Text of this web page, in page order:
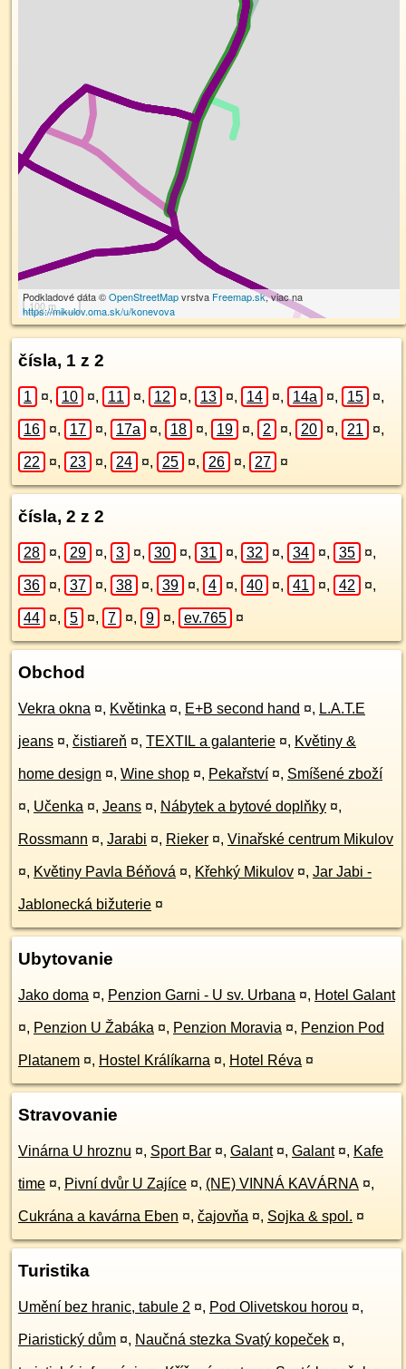
100 m
Podkladové dáta ©OpenStreetMapvrstva Freemap.sk, viac na
https://mikulov.oma.sk/u/konevova
čísla, 1 z 2
1 ¤, 10 ¤, 11 ¤, 12 ¤, 13 ¤, 14 ¤, 14a ¤, 15 ¤,
16 ¤, 17 ¤, 17a ¤, 18 ¤, 19 ¤, 2 ¤, 20 ¤, 21 ¤,
22 ¤, 23 ¤, 24 ¤, 25 ¤, 26 ¤, 27 ¤
čísla, 2 z 2
28 ¤, 29 ¤, 3 ¤, 30 ¤, 31 ¤, 32 ¤, 34 ¤, 35 ¤,
36 ¤, 37 ¤, 38 ¤, 39 ¤, 4 ¤, 40 ¤, 41 ¤, 42 ¤,
44 ¤, 5 ¤, 7 ¤, 9 ¤, ev.765 ¤
Obchod
Vekra okna ¤, Květinka ¤, E+B second hand ¤, L.A.T.E
jeans ¤, čistiareň ¤, TEXTIL a galanterie ¤, Květiny &
home design ¤, Wine shop ¤, Pekařství ¤, Smíšené zboží
¤, Učenka ¤, Jeans ¤, Nábytek a bytové doplňky ¤,
Rossmann ¤, Jarabi ¤, Rieker ¤, Vinařské centrum Mikulov
¤, Květiny Pavla Béňová ¤, Křehký Mikulov ¤, Jar Jabi -
Jablonecká bižuterie ¤
Ubytovanie
Jako doma ¤, Penzion Garni - U sv. Urbana ¤, Hotel Galant
¤, Penzion U Žabáka ¤, Penzion Moravia ¤, Penzion Pod
Platanem ¤, Hostel Králíkarna ¤, Hotel Réva ¤
Stravovanie
Vinárna U hroznu ¤, Sport Bar ¤, Galant ¤, Galant ¤, Kafe
time ¤, Pivní dvůr U Zajíce ¤, (NE) VINNÁ KAVÁRNA ¤,
Cukrána a kavárna Eben ¤, čajovňa ¤, Sojka & spol. ¤
Turistika
Umění bez hranic, tabule 2 ¤, Pod Olivetskou horou ¤,
Piaristický dům ¤, Naučná stezka Svatý kopeček ¤,